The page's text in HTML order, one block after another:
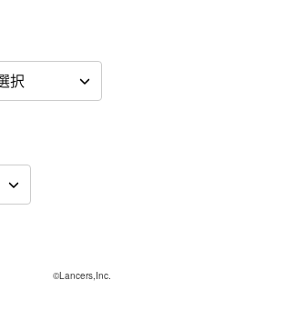
©Lancers,Inc.